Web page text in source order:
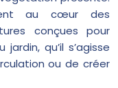
au cœur des
conçues pour
qu’il s’agisse
ou de créer